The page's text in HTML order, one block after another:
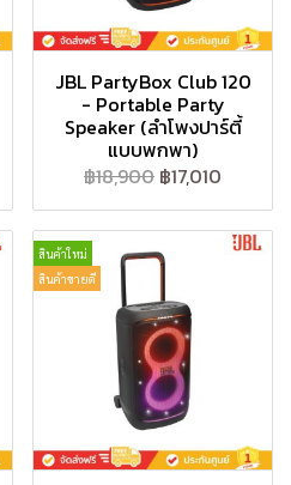
JBL PartyBox Club 120
- Portable Party
Speaker (ลำโพงปาร์ตี้
แบบพกพา)
฿18,900 ฿17,010
สินค้าใหม่
สินค้าขายดี